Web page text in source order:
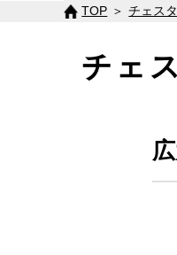
TOP チェス
チェ